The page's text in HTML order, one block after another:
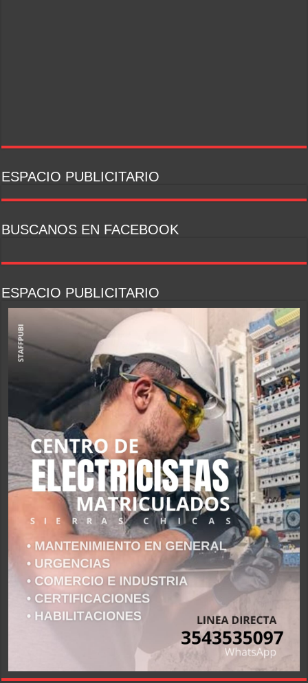
ESPACIO PUBLICITARIO
BUSCANOS EN FACEBOOK
ESPACIO PUBLICITARIO